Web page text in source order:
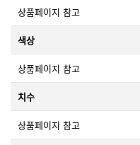
상품페이지 참고
색상
상품페이지 참고
치수
상품페이지 참고